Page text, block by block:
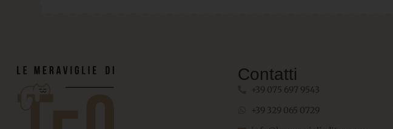
Contatti
+39 075 697 9543
+39 329 065 0729